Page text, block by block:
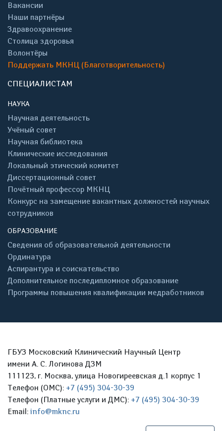
Вакансии
Наши партнёры
Здравоохранение
Столица здоровья
Волонтёры
Поддержать МКНЦ (Благотворительность)
СПЕЦИАЛИСТАМ
НАУКА
Научная деятельность
Учёный совет
Научная библиотека
Клинические исследования
Локальный этический комитет
Диссертационный совет
Почётный профессор МКНЦ
Конкурс на замещение вакантных должностей научных
сотрудников
ОБРАЗОВАНИЕ
Сведения об образовательной деятельности
Ординатура
Аспирантура и соискательство
Дополнительное последипломное образование
Программы повышения квалификации медработников
ГБУЗ Московский Клинический Научный Центр
имени А. С. Логинова ДЗМ
111123, г. Москва, улица Новогиреевская д.1 корпус 1
Телефон (ОМС): +7 (495) 304-30-39
Телефон (Платные услуги и ДМС): +7 (495) 304-30-39
Email: info@mknc.ru